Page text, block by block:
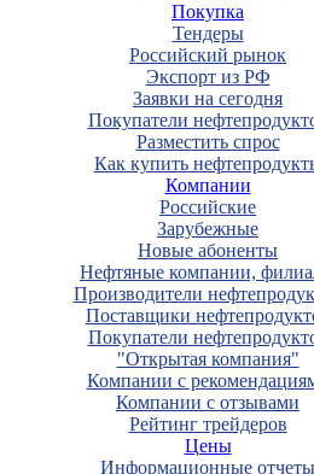
Покупка
Тендеры
Российский рынок
Экспорт из РФ
Заявки на сегодня
Покупатели
Разместить спрос
Как купить
Компании
Российские
Зарубежные
Новые абоненты
Нефтяные компании,
Производители
Поставщики
Покупатели
"Открытая компания"
Компании с
Компании с отзывами
Рейтинг трейдеров
Цены
Информационные отчеты